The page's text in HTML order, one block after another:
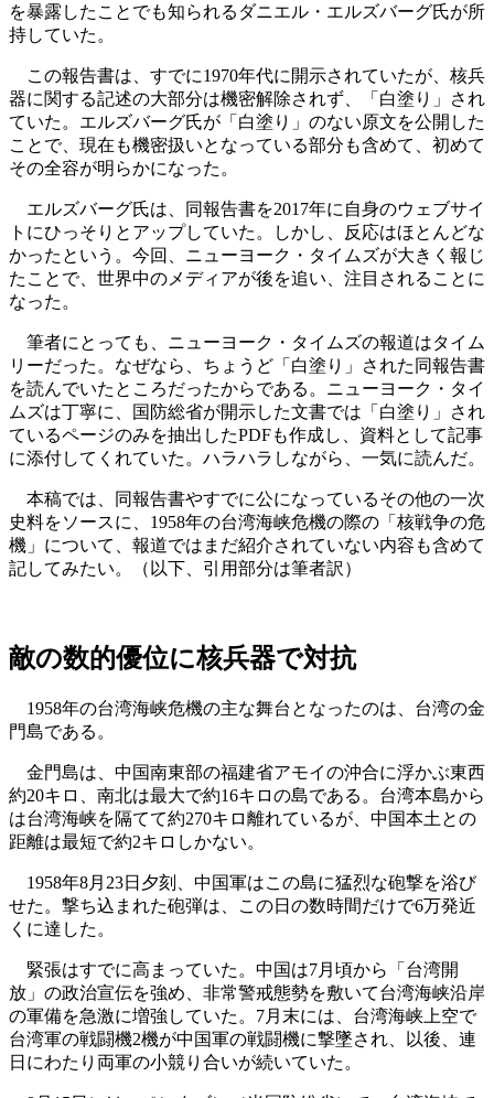
を暴露したことでも知られるダニエル・エルズバーグ氏が所
持していた。
この報告書は、すでに1970年代に開示されていたが、核兵
器に関する記述の大部分は機密解除されず、「白塗り」され
ていた。エルズバーグ氏が「白塗り」のない原文を公開した
ことで、現在も機密扱いとなっている部分も含めて、初めて
その全容が明らかになった。
エルズバーグ氏は、同報告書を2017年に自身のウェブサイ
トにひっそりとアップしていた。しかし、反応はほとんどな
かったという。今回、ニューヨーク・タイムズが大きく報じ
たことで、世界中のメディアが後を追い、注目されることに
なった。
筆者にとっても、ニューヨーク・タイムズの報道はタイム
リーだった。なぜなら、ちょうど「白塗り」された同報告書
を読んでいたところだったからである。ニューヨーク・タイ
ムズは丁寧に、国防総省が開示した文書では「白塗り」され
ているページのみを抽出したPDFも作成し、資料として記事
に添付してくれていた。ハラハラしながら、一気に読んだ。
本稿では、同報告書やすでに公になっているその他の一次
史料をソースに、1958年の台湾海峡危機の際の「核戦争の危
機」について、報道ではまだ紹介されていない内容も含めて
記してみたい。（以下、引用部分は筆者訳）
敵の数的優位に核兵器で対抗
1958年の台湾海峡危機の主な舞台となったのは、台湾の金
門島である。
金門島は、中国南東部の福建省アモイの沖合に浮かぶ東西
約20キロ、南北は最大で約16キロの島である。台湾本島から
は台湾海峡を隔てて約270キロ離れているが、中国本土との
距離は最短で約2キロしかない。
1958年8月23日夕刻、中国軍はこの島に猛烈な砲撃を浴び
せた。撃ち込まれた砲弾は、この日の数時間だけで6万発近
くに達した。
緊張はすでに高まっていた。中国は7月頃から「台湾開
放」の政治宣伝を強め、非常警戒態勢を敷いて台湾海峡沿岸
の軍備を急激に増強していた。7月末には、台湾海峡上空で
台湾軍の戦闘機2機が中国軍の戦闘機に撃墜され、以後、連
日にわたり両軍の小競り合いが続いていた。